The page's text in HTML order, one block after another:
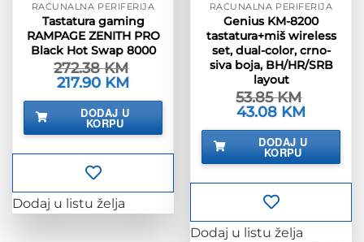
RAČUNALNA PERIFERIJA
Tastatura gaming
RAMPAGE ZENITH PRO
Black Hot Swap 8000
272.38KM
Izvorna
cijena
bila
272.38 KM.
217.90 KM
je:
DODAJ U
KORPU
Dodaj u listu želja
RAČUNALNA PERIFERIJA
Genius KM-8200
tastatura+miš wireless
set, dual-color, crno-
siva boja, BH/HR/SRB
layout
53.85KM
Izvorna
cijena
bila
53.85 KM.
43.08 KM
je:
43.08 KM.
DODAJ U
KORPU
Dodaj u listu želja